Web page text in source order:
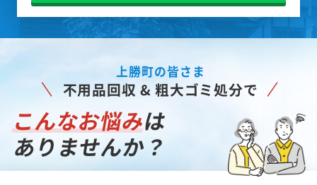
上勝町の皆さま
不用品回収 & 粗大ゴミ処分で
こんなお悩みは
ありませんか？